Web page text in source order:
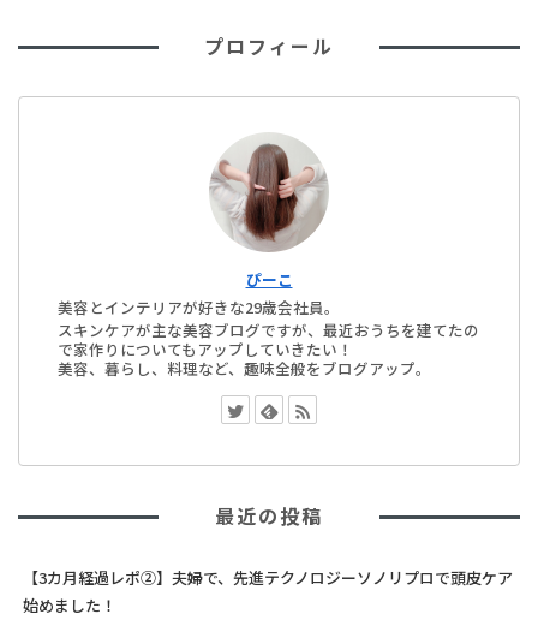
プロフィール
ぴーこ
美容とインテリアが好きな29歳会社員。
スキンケアが主な美容ブログですが、最近おうちを建てたの
で家作りについてもアップしていきたい！
美容、暮らし、料理など、趣味全般をブログアップ。
最近の投稿
【3カ月経過レポ②】夫婦で、先進テクノロジーソノリプロで頭皮ケア
始めました！